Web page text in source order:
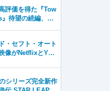
評価を得た『Tow
待望の続編、『T
・セフト・オート
像がNetflixとYou
シリーズ完全新作